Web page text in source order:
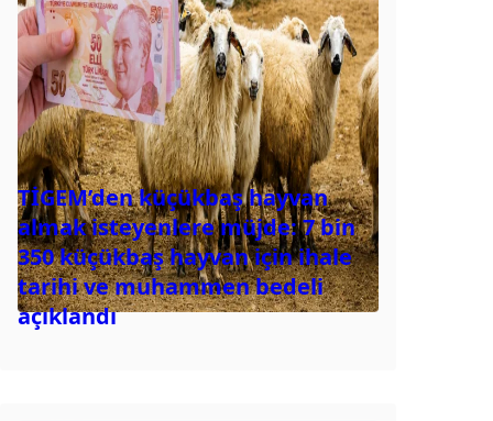
TİGEM’den küçükbaş hayvan
almak isteyenlere müjde: 7 bin
350 küçükbaş hayvan için ihale
tarihi ve muhammen bedeli
açıklandı